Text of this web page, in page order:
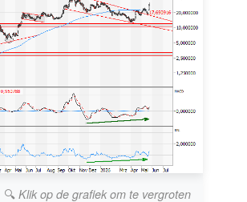
🔍 Klik op de grafiek om te vergroten